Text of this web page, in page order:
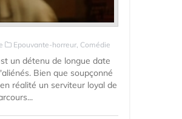
Epouvante-horreur, Comédie
un détenu de longue date
Bien que soupçonné
réalité un serviteur loyal de